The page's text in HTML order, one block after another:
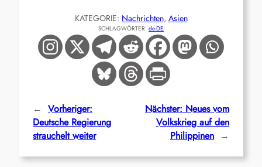
KATEGORIE: Nachrichten, Asien
SCHLAGWÖRTER: de-DE
← Vorheriger:
Deutsche Regierung
strauchelt weiter
Nächster: Neues vom
Volkskrieg auf den
Philippinen →